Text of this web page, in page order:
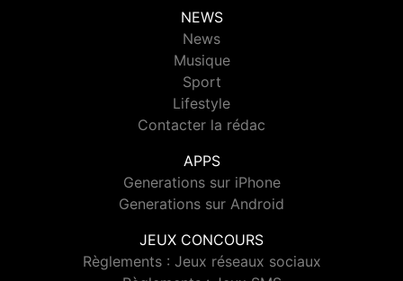
NEWS
News
Musique
Sport
Lifestyle
Contacter la rédac
APPS
Generations sur iPhone
Generations sur Android
JEUX CONCOURS
Règlements : Jeux réseaux sociaux